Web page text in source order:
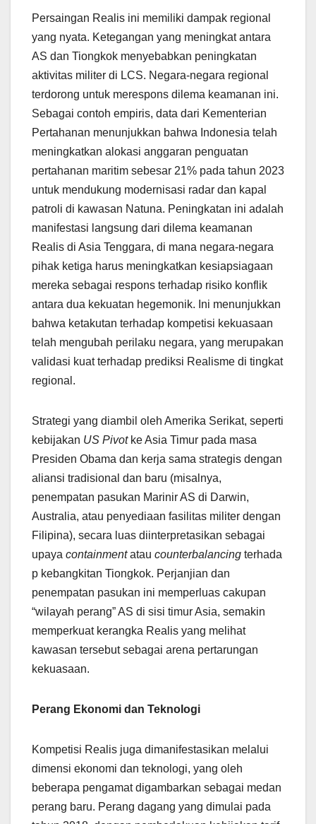
Persaingan Realis ini memiliki dampak regional
yang nyata. Ketegangan yang meningkat antara
AS dan Tiongkok menyebabkan peningkatan
aktivitas militer di LCS. Negara-negara regional
terdorong untuk merespons dilema keamanan ini.
Sebagai contoh empiris, data dari Kementerian
Pertahanan menunjukkan bahwa Indonesia telah
meningkatkan alokasi anggaran penguatan
pertahanan maritim sebesar 21% pada tahun 2023
untuk mendukung modernisasi radar dan kapal
patroli di kawasan Natuna. Peningkatan ini adalah
manifestasi langsung dari dilema keamanan
Realis di Asia Tenggara, di mana negara-negara
pihak ketiga harus meningkatkan kesiapsiagaan
mereka sebagai respons terhadap risiko konflik
antara dua kekuatan hegemonik. Ini menunjukkan
bahwa ketakutan terhadap kompetisi kekuasaan
telah mengubah perilaku negara, yang merupakan
validasi kuat terhadap prediksi Realisme di tingkat
regional.
Strategi yang diambil oleh Amerika Serikat, seperti
kebijakan US Pivotke Asia Timur pada masa
Presiden Obama dan kerja sama strategis dengan
aliansi tradisional dan baru (misalnya,
penempatan pasukan Marinir AS di Darwin,
Australia, atau penyediaan fasilitas militer dengan
Filipina), secara luas diinterpretasikan sebagai
upaya containmentatau counterbalancing terhada
p kebangkitan Tiongkok. Perjanjian dan
penempatan pasukan ini memperluas cakupan
“wilayah perang” AS di sisi timur Asia, semakin
memperkuat kerangka Realis yang melihat
kawasan tersebut sebagai arena pertarungan
kekuasaan.
Perang Ekonomi dan Teknologi
Kompetisi Realis juga dimanifestasikan melalui
dimensi ekonomi dan teknologi, yang oleh
beberapa pengamat digambarkan sebagai medan
perang baru. Perang dagang yang dimulai pada